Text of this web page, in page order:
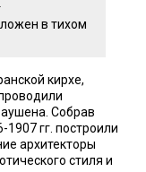
в тихом
кирхе,
Собрав
гг. построили
архитекторы
стиля и